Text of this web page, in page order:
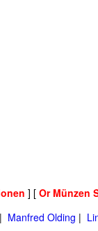
] [ Or Münzen
| Manfred Olding |